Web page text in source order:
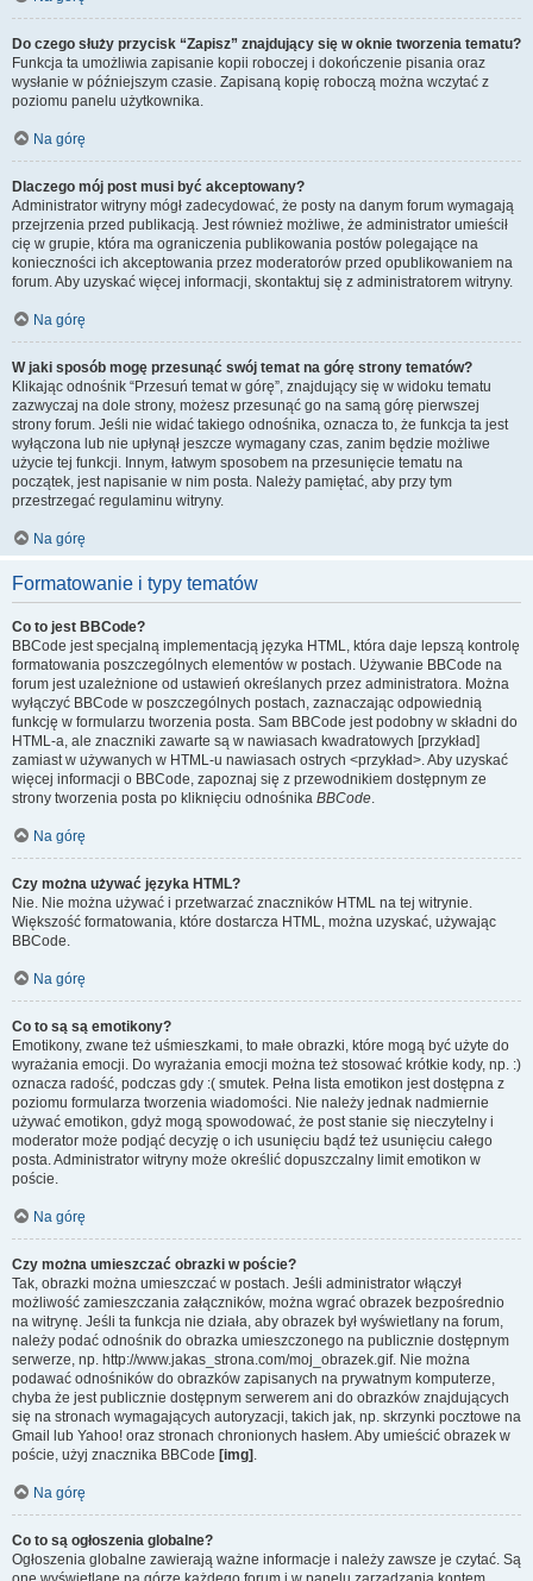
Do czego służy przycisk “Zapisz” znajdujący się w oknie tworzenia tematu?
Funkcja ta umożliwia zapisanie kopii roboczej i dokończenie pisania oraz
wysłanie w późniejszym czasie. Zapisaną kopię roboczą można wczytać z
poziomu panelu użytkownika.
Na górę
Dlaczego mój post musi być akceptowany?
Administrator witryny mógł zadecydować, że posty na danym forum wymagają
przejrzenia przed publikacją. Jest również możliwe, że administrator umieścił
cię w grupie, która ma ograniczenia publikowania postów polegające na
konieczności ich akceptowania przez moderatorów przed opublikowaniem na
forum. Aby uzyskać więcej informacji, skontaktuj się z administratorem witryny.
Na górę
W jaki sposób mogę przesunąć swój temat na górę strony tematów?
Klikając odnośnik “Przesuń temat w górę”, znajdujący się w widoku tematu
zazwyczaj na dole strony, możesz przesunąć go na samą górę pierwszej
strony forum. Jeśli nie widać takiego odnośnika, oznacza to, że funkcja ta jest
wyłączona lub nie upłynął jeszcze wymagany czas, zanim będzie możliwe
użycie tej funkcji. Innym, łatwym sposobem na przesunięcie tematu na
początek, jest napisanie w nim posta. Należy pamiętać, aby przy tym
przestrzegać regulaminu witryny.
Na górę
Formatowanie i typy tematów
Co to jest BBCode?
BBCode jest specjalną implementacją języka HTML, która daje lepszą kontrolę
formatowania poszczególnych elementów w postach. Używanie BBCode na
forum jest uzależnione od ustawień określanych przez administratora. Można
wyłączyć BBCode w poszczególnych postach, zaznaczając odpowiednią
funkcję w formularzu tworzenia posta. Sam BBCode jest podobny w składni do
HTML-a, ale znaczniki zawarte są w nawiasach kwadratowych [przykład]
zamiast w używanych w HTML-u nawiasach ostrych <przykład>. Aby uzyskać
więcej informacji o BBCode, zapoznaj się z przewodnikiem dostępnym ze
strony tworzenia posta po kliknięciu odnośnika BBCode.
Na górę
Czy można używać języka HTML?
Nie. Nie można używać i przetwarzać znaczników HTML na tej witrynie.
Większość formatowania, które dostarcza HTML, można uzyskać, używając
BBCode.
Na górę
Co to są są emotikony?
Emotikony, zwane też uśmieszkami, to małe obrazki, które mogą być użyte do
wyrażania emocji. Do wyrażania emocji można też stosować krótkie kody, np. :)
oznacza radość, podczas gdy :( smutek. Pełna lista emotikon jest dostępna z
poziomu formularza tworzenia wiadomości. Nie należy jednak nadmiernie
używać emotikon, gdyż mogą spowodować, że post stanie się nieczytelny i
moderator może podjąć decyzję o ich usunięciu bądź też usunięciu całego
posta. Administrator witryny może określić dopuszczalny limit emotikon w
poście.
Na górę
Czy można umieszczać obrazki w poście?
Tak, obrazki można umieszczać w postach. Jeśli administrator włączył
możliwość zamieszczania załączników, można wgrać obrazek bezpośrednio
na witrynę. Jeśli ta funkcja nie działa, aby obrazek był wyświetlany na forum,
należy podać odnośnik do obrazka umieszczonego na publicznie dostępnym
serwerze, np. http://www.jakas_strona.com/moj_obrazek.gif. Nie można
podawać odnośników do obrazków zapisanych na prywatnym komputerze,
chyba że jest publicznie dostępnym serwerem ani do obrazków znajdujących
się na stronach wymagających autoryzacji, takich jak, np. skrzynki pocztowe na
Gmail lub Yahoo! oraz stronach chronionych hasłem. Aby umieścić obrazek w
poście, użyj znacznika BBCode [img] .
Na górę
Co to są ogłoszenia globalne?
Ogłoszenia globalne zawierają ważne informacje i należy zawsze je czytać. Są